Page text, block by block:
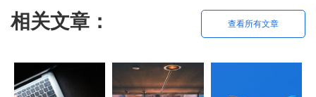
相关文章： 查看所有文章